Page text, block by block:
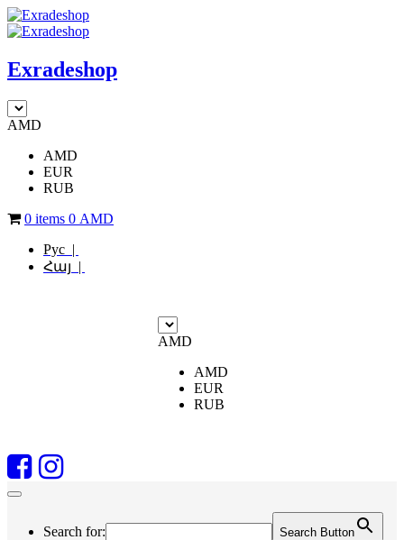
Exradeshop
AMD
AMD
EUR
RUB
0 items 0 AMD
Рус |
Հայ |
AMD
AMD
EUR
RUB
Search for: Search Button